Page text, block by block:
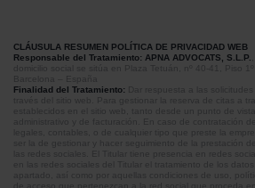
CLÁUSULA RESUMEN POLÍTICA DE PRIVACIDAD WEB
Responsable del Tratamiento: APNA ADVOCATS, S.L.P.
Finalidad del Tratamiento: